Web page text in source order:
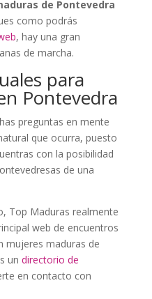
de Pontevedra
como podrás
, hay una gran
de marcha.
para
Pontevedra
preguntas en mente
que ocurra, puesto
con la posibilidad
de una
Top Maduras realmente
web de encuentros
mujeres maduras de
un directorio de
en contacto con